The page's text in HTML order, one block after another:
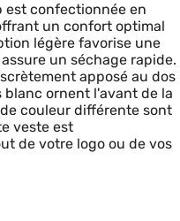
est confectionnée en
un confort optimal
légère favorise une
un séchage rapide.
apposé au dos
ornent l'avant de la
couleur différente sont
veste est
de votre logo ou de vos